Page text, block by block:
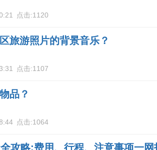
点击:1120
旅游照片的背景音乐？
点击:1107
品？
点击:1064
攻略:费用、行程、注意事项一网